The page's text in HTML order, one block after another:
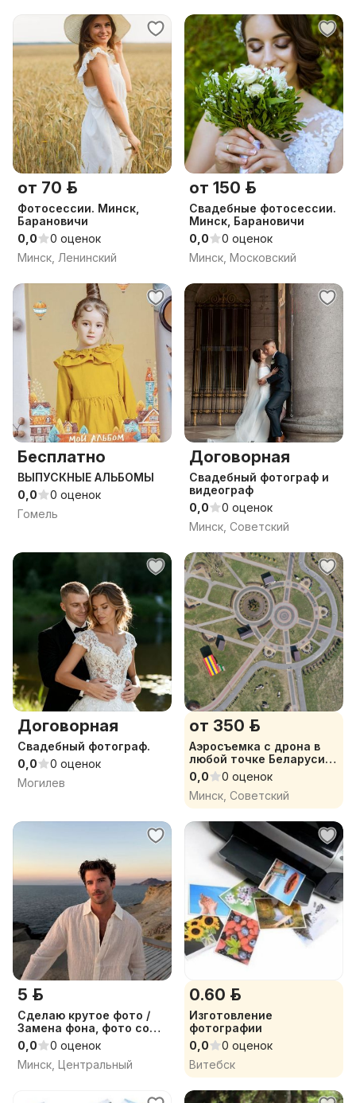
от 70 р.
Фотосессии. Минск,
Барановичи
0,0
0 оценок
Минск, Ленинский
от 150 р.
Свадебные фотосессии.
Минск, Барановичи
0,0
0 оценок
Минск, Московский
Бесплатно
ВЫПУСКНЫЕ АЛЬБОМЫ
0,0
0 оценок
Гомель
Договорная
Свадебный фотограф и
видеограф
0,0
0 оценок
Минск, Советский
Договорная
Свадебный фотограф.
0,0
0 оценок
Могилев
от 350 р.
Аэросъемка с дрона в
любой точке Беларуси
Быстро
0,0
0 оценок
Минск, Советский
5 р.
Сделаю крутое фото /
Замена фона, фото со
звездой
0,0
0 оценок
Минск, Центральный
0.60 р.
Изготовление
фотографии
0,0
0 оценок
Витебск